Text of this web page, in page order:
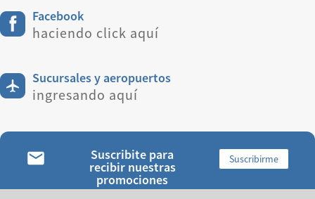
Facebook
haciendo click aquí
Sucursales y aeropuertos
ingresando aquí
Suscribite para
recibir nuestras
promociones
Suscribirme